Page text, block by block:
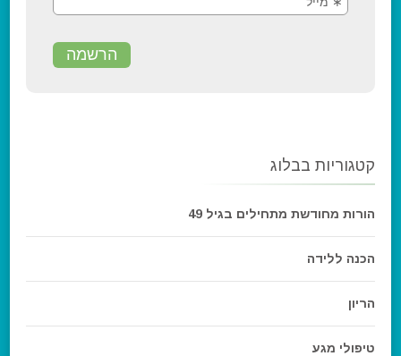
קטגוריות בבלוג
הורות מחודשת מתחילים בגיל 49
הכנה ללידה
הריון
טיפולי מגע